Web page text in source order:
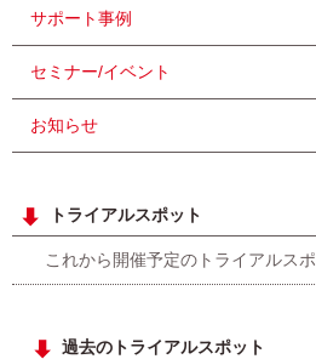
サポート事例
セミナー/イベント
お知らせ
トライアルスポット
これから開催予定のトライアルス
過去のトライアルスポット